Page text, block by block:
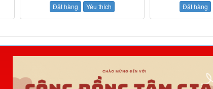
Đặt hàng Yêu thích Đặt hàng